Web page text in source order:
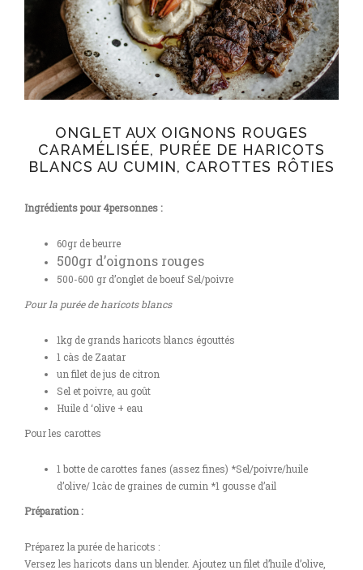
ONGLET AUX OIGNONS ROUGES
CARAMÉLISÉE, PURÉE DE HARICOTS
BLANCS AU CUMIN, CAROTTES RÔTIES
Ingrédients pour 4personnes :
60gr de beurre
500gr d’oignons rouges
500-600 gr d’onglet de boeuf Sel/poivre
Pour la purée de haricots blancs
1kg de grands haricots blancs égouttés
1 càs de Zaatar
un filet de jus de citron
Sel et poivre, au goût
Huile d ‘olive + eau
Pour les carottes
1 botte de carottes fanes (assez fines) *Sel/poivre/huile
d’olive/ 1càc de graines de cumin *1 gousse d’ail
Préparation :
Préparez la purée de haricots :
Versez les haricots dans un blender. Ajoutez un filet d’huile d’olive,